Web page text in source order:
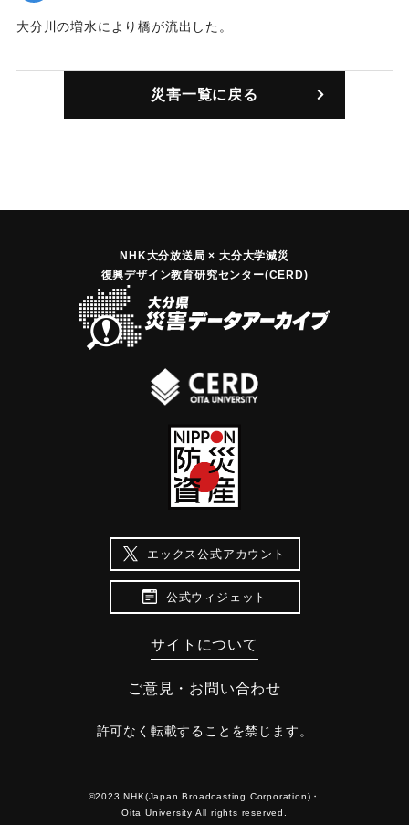
大分川の増水により橋が流出した。
｜固有コード:00343003
災害一覧に戻る
NHK大分放送局 × 大分大学減災
復興デザイン教育研究センター(CERD)
エックス公式アカウント
公式ウィジェット
サイトについて
ご意見・お問い合わせ
許可なく転載することを禁じます。
©2023 NHK(Japan Broadcasting Corporation)・
Oita University All rights reserved.